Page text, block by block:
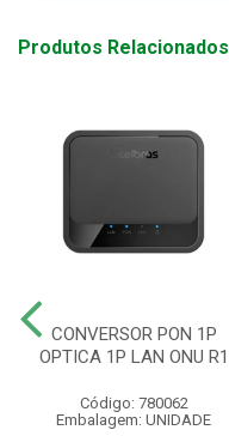
Produtos Relacionados
CONVERSOR PON 1P
OPTICA 1P LAN ONU R1
Código: 780062
Embalagem: UNIDADE